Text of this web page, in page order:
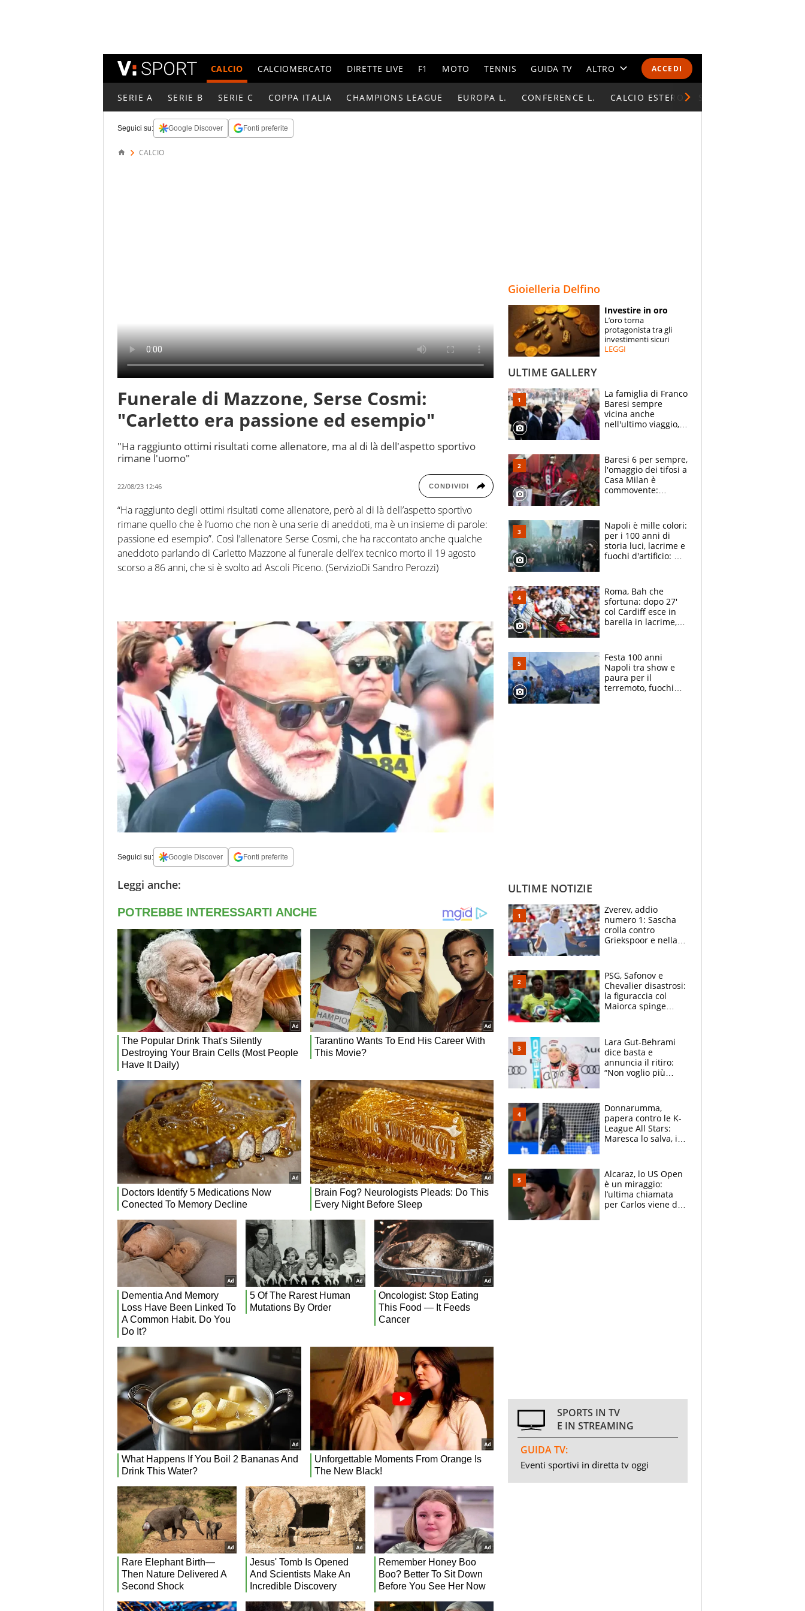
ACCEDI
CALCIO CALCIOMERCATO DIRETTE LIVE F1 MOTO TENNIS GUIDA TV ALTRO
CALENDARI E CLASSIFICHE
ESPERTI
CONTATTI
SERIE A SERIE B SERIE C COPPA ITALIA CHAMPIONS LEAGUE EUROPA L. CONFERENCE L. CALCIO ESTERO
Seguici su: Google Discover Fonti preferite
CALCIO
Funerale di Mazzone, Serse Cosmi:
"Carletto era passione ed esempio"
"Ha raggiunto ottimi risultati come allenatore, ma al di là dell'aspetto sportivo
rimane l'uomo"
22/08/23 12:46 CONDIVIDI
“Ha raggiunto degli ottimi risultati come allenatore, però al di là dell’aspetto sportivo
rimane quello che è l’uomo che non è una serie di aneddoti, ma è un insieme di parole:
passione ed esempio”. Così l’allenatore Serse Cosmi, che ha raccontato anche qualche
aneddoto parlando di Carletto Mazzone al funerale dell’ex tecnico morto il 19 agosto
scorso a 86 anni, che si è svolto ad Ascoli Piceno. (ServizioDi Sandro Perozzi)
Seguici su: Google Discover Fonti preferite
Leggi anche:
Gioielleria Delfino
Investire in oro
L’oro torna
protagonista tra gli
investimenti sicuri
LEGGI
ULTIME GALLERY
La famiglia di Franco
Baresi sempre
vicina anche
nell'ultimo viaggio,
circondati
dall'affetto dei tifosi
Baresi 6 per sempre,
l'omaggio dei tifosi a
Casa Milan è
commovente:
bigliettini
Napoli è mille colori:
per i 100 anni di
storia luci, lacrime e
fuochi d'artificio: De
Roma, Bah che
sfortuna: dopo 27'
col Cardiff esce in
barella in lacrime,
prendono 3 gol in
45'
Festa 100 anni
Napoli tra show e
paura per il
terremoto, fuochi
ULTIME NOTIZIE
Zverev, addio
numero 1: Sascha
crolla contro
Griekspoor e nella
terzo. Quanti malori
a Montreal
PSG, Safonov e
Chevalier disastrosi:
la figuraccia col
Maiorca spinge
rischio beffa
Lara Gut-Behrami
dice basta e
annuncia il ritiro:
“Non voglio più
Brignone
Donnarumma,
papera contro le K-
League All Stars:
Maresca lo salva, i
Alcaraz, lo US Open
è un miraggio:
l’ultima chiamata
per Carlos viene da
SPORTS IN TV
E IN STREAMING
GUIDA TV:
Eventi sportivi in diretta tv oggi